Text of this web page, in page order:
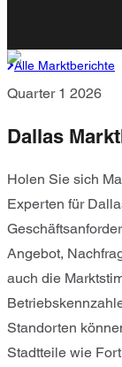
Alle Marktberichte
Quarter 1 2026
Dallas
Holen Sie sich
Experten für
Angebot,
auch die
Standorten
Stadtteile wie